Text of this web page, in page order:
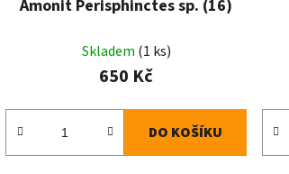
Amonit Perisphinctes sp. (16)
Skladem (1 ks)
650 Kč
DO KOŠÍKU